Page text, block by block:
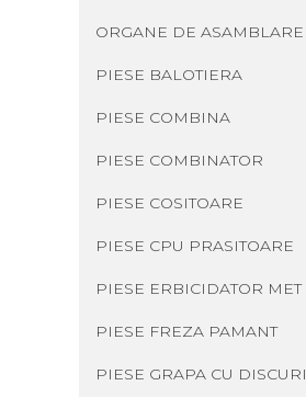
ORGANE DE ASAMBLARE
PIESE BALOTIERA
PIESE COMBINA
PIESE COMBINATOR
PIESE COSITOARE
PIESE CPU PRASITOARE
PIESE ERBICIDATOR MET
PIESE FREZA PAMANT
PIESE GRAPA CU DISCURI